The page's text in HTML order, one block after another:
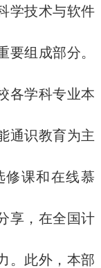
学技术与软件
要组成部分。
各学科专业本
通识教育为主
修课和在线慕
享，在全国计
。此外，本部